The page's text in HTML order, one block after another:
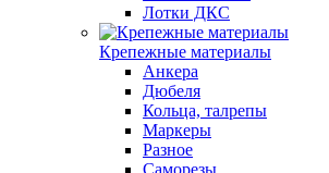
Лотки ДКС
Крепежные материалы
Анкера
Дюбеля
Кольца, талрепы
Маркеры
Разное
Саморезы